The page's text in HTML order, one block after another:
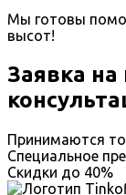
Мы готовы
высот!
Заявка
Принимаются
Специальное
Скидки до 40%